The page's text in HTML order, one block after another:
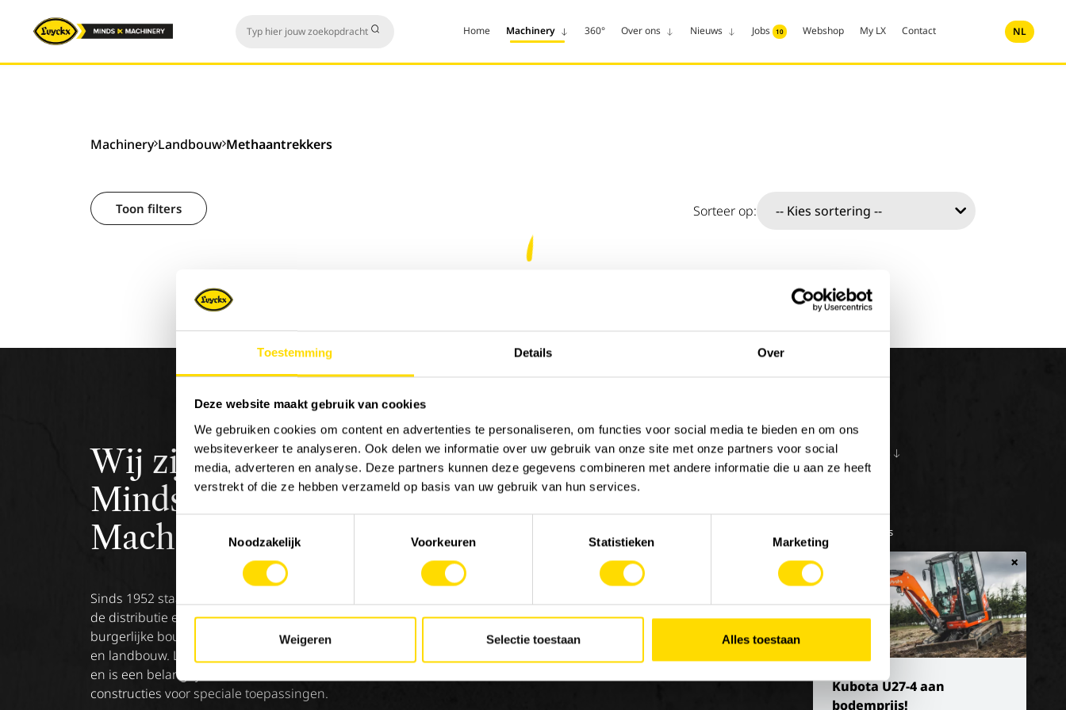
Toestemming Details Over
Deze website maakt gebruik van cookies
We gebruiken cookies om content en advertenties te personaliseren, om functies voor social media te bieden en om ons
websiteverkeer te analyseren. Ook delen we informatie over uw gebruik van onze site met onze partners voor social
media, adverteren en analyse. Deze partners kunnen deze gegevens combineren met andere informatie die u aan ze heeft
verstrekt of die ze hebben verzameld op basis van uw gebruik van hun services.
Noodzakelijk
Voorkeuren Statistieken Marketing
Weigeren Selectie toestaan Alles toestaan
Home Machinery 360° Over ons Nieuws Jobs 10 Webshop My LX Contact NL
Machinery Landbouw Methaantrekkers
Toon filters Sorteer op:
×
Kubota U27-4 aan
bodemprijs!
Wij zijnLuyckx,
Minds &
Machinery.
Sinds 1952 staat Luyckx bekend als specialist in
de distributie en service van machines voor de
burgerlijke bouwkunde, goederenbehandeling
en landbouw. Luyckx verdeelt enkel topmerken
en is een belangrijke referentie in de sector van
constructies voor speciale toepassingen.
MACHINERY
Onze merken
LX Used Equipment
Verhuurpartners
JOBS 10 OVER ONS
Geschiedenis